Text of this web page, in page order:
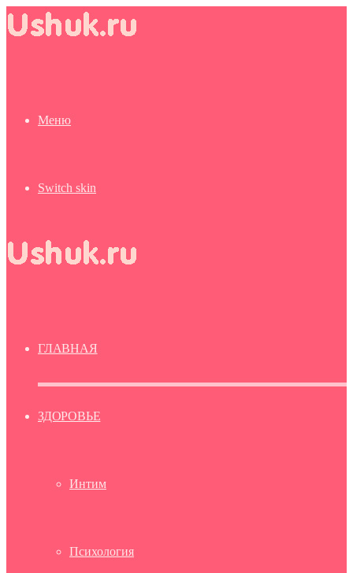
Меню
Switch skin
ГЛАВНАЯ
ЗДОРОВЬЕ
Интим
Психология